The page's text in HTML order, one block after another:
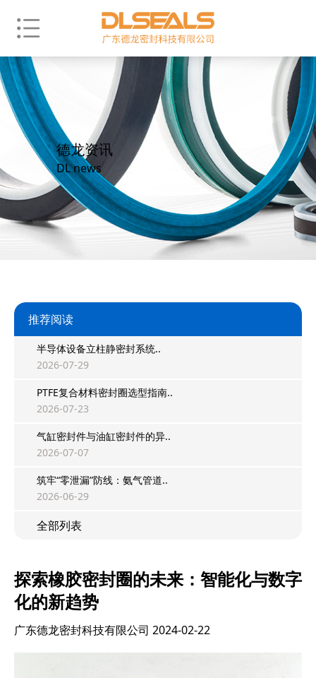
德龙资讯
DL news
推荐阅读
半导体设备立柱静密封系统..
2026-07-29
PTFE复合材料密封圈选型指南..
2026-07-23
气缸密封件与油缸密封件的异..
2026-07-07
筑牢“零泄漏”防线：氨气管道..
2026-06-29
全部列表
探索橡胶密封圈的未来：智能化与数字
化的新趋势
广东德龙密封科技有限公司 2024-02-22